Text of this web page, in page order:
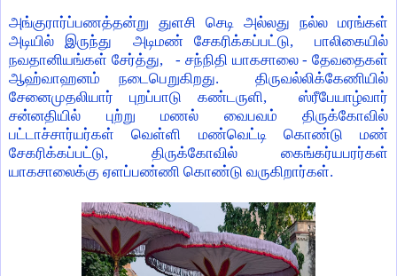
அங்குரார்ப்பணத்தன்று துளசி செடி அல்லது நல்ல மரங்கள்
அடியில் இருந்து அடிமண் சேகரிக்கப்பட்டு, பாலிகையில்
நவதானியங்கள் சேர்த்து, - சந்நிதி யாகசாலை - தேவதைகள்
ஆஹ்வாஹனம் நடைபெறுகிறது. திருவல்லிக்கேணியில்
சேனைமுதலியார் புறப்பாடு கண்டருளி, ஸ்ரீபேயாழ்வார்
சன்னதியில் புற்று மணல் வைபவம் திருக்கோவில்
பட்டாச்சார்யர்கள் வெள்ளி மண்வெட்டி கொண்டு மண்
சேகரிக்கப்பட்டு, திருக்கோவில் கைங்கர்யபரர்கள்
யாகசாலைக்கு ஏளப்பண்ணி கொண்டு வருகிறார்கள்.